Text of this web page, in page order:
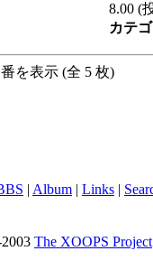
8.00 (
カテ
を表示 (全 5 枚)
| Album | Links |
The XOOPS Project